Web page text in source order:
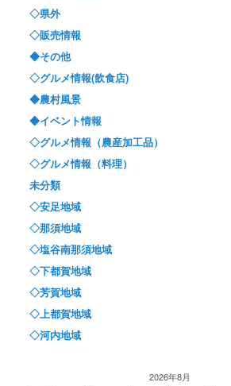
◇県外
◇販売情報
◆その他
◇グルメ情報(飲食店)
◆農村風景
◆イベント情報
◇グルメ情報（農産加工品）
◇グルメ情報（料理）
未分類
◇安足地域
◇那須地域
◇塩谷南那須地域
◇下都賀地域
◇芳賀地域
◇上都賀地域
◇河内地域
2026年8月